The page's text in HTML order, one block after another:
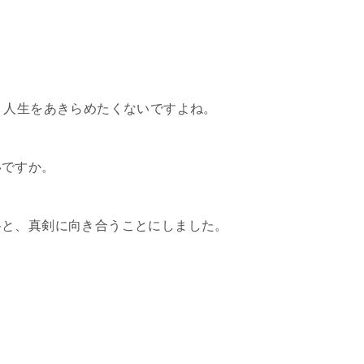
生をあきらめたくないですよね。
すか。
、真剣に向き合うことにしました。